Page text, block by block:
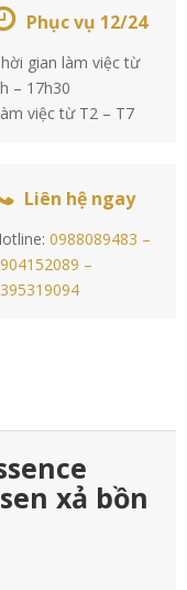
Phục vụ 12/24
gian làm việc từ
– 17h30
việc từ T2 – T7
Liên hệ ngay
0988089483 –
–
xả bồn